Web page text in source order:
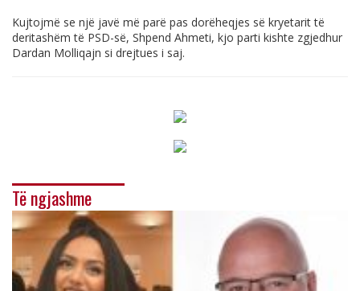
Kujtojmë se një javë më parë pas dorëheqjes së kryetarit të
deritashëm të PSD-së, Shpend Ahmeti, kjo parti kishte zgjedhur
Dardan Molliqajn si drejtues i saj.
Të ngjashme